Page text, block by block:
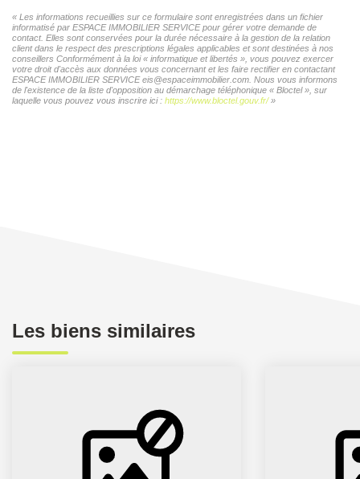
« Les informations recueillies sur ce formulaire sont enregistrées dans un fichier
informatisé par ESPACE IMMOBILIER SERVICE pour gérer votre demande de
contact. Elles sont conservées pour la durée nécessaire à la gestion de la relation
client dans le respect des prescriptions légales applicables et sont destinées à nos
conseillers Conformément à la loi « informatique et libertés », vous pouvez exercer
votre droit d'accès aux données vous concernant et les faire rectifier en contactant
ESPACE IMMOBILIER SERVICE eis@espaceimmobilier.com. Nous vous informons
de l'existence de la liste d'opposition au démarchage téléphonique « Bloctel », sur
laquelle vous pouvez vous inscrire ici : https://www.bloctel.gouv.fr/»
Les biens similaires